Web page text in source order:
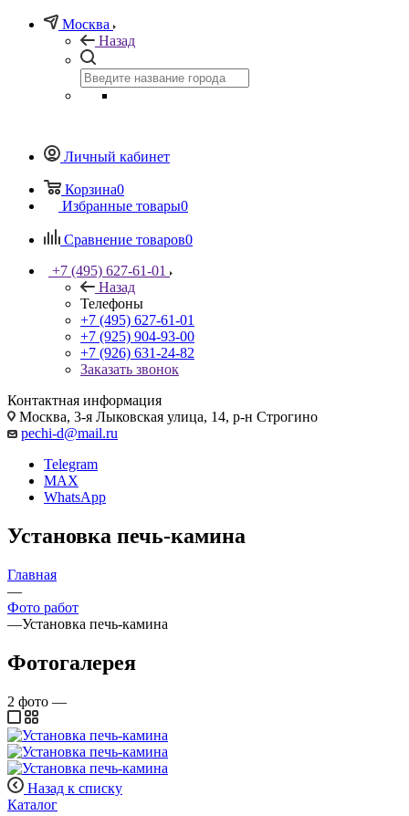
Москва
Назад
Личный кабинет
Корзина0
Избранные товары0
Сравнение товаров0
+7 (495) 627-61-01
Назад
Телефоны
+7 (495) 627-61-01
+7 (925) 904-93-00
+7 (926) 631-24-82
Заказать звонок
Контактная информация
Москва, 3-я Лыковская улица, 14, р-н Строгино
pechi-d@mail.ru
Telegram
MAX
WhatsApp
Установка печь-камина
Главная
—
Фото работ
—Установка печь-камина
Фотогалерея
2 фото —
Назад к списку
Каталог